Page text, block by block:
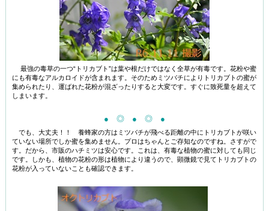
最強の毒草の一つ“トリカブト”は葉や根だけではなく全草が有毒です。花粉や蜜
にも有毒なアルカロイドが含まれます。そのためミツバチによりトリカブトの蜜が
集められたり、運ばれた花粉が混ざったりすると大変です。すぐに致死量を超えて
しまいます。
● ◎ ● ◎ ●
でも、大丈夫！！ 養蜂家の方はミツバチが飛べる距離の中にトリカブトが咲い
ていない場所でしか蜜を集めません。プロはちゃんとご存知なのですね。さすがで
す。だから、市販のハチミツは安心です。これは、有毒な植物の蜜に対しても同じ
です。しかも、植物の花粉の形は植物により違うので、顕微鏡で見てトリカブトの
花粉が入っていないことも確認できます。